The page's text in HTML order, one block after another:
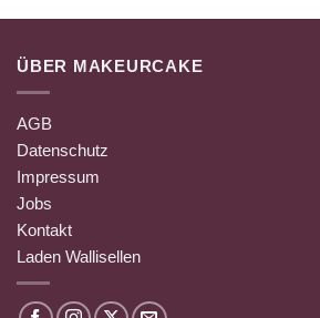
ÜBER MAKEURCAKE
AGB
Datenschutz
Impressum
Jobs
Kontakt
Laden Wallisellen